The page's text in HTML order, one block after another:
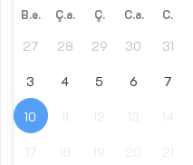
B.e. Ç.a. Ç. C.a. C.
27 28 29 30 31
3 4 5 6 7
10